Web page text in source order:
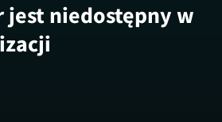
jest niedostępny w